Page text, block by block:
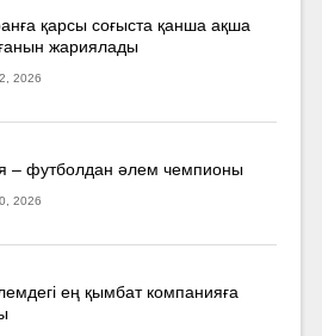
қарсы соғыста қанша ақша
жариялады
2026
– футболдан әлем чемпионы
2026
ең қымбат компанияға